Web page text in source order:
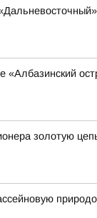
«Албазинский
золотую